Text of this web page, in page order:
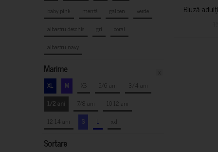
baby pink
mentă galben
verde
albastru deschis
gri
coral
albastru navy
Marime
XL M XS 5/6 ani
3/4 ani
1/2 ani
7/8 ani
10-12 ani
12-14 ani
S L xxl
Sortare
Bluză